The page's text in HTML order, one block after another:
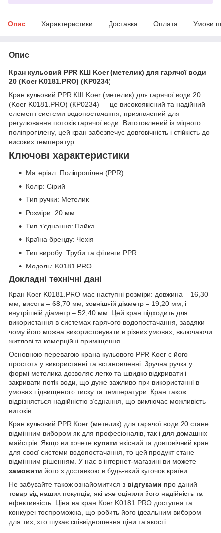
Опис Характеристики Доставка Оплата Умови
Опис
Кран кульовий PPR КШ Koer (метелик) для гарячої води
20 (Koer K0181.PRO) (KP0234)
Кран кульовий PPR КШ Koer (метелик) для гарячої води 20
(Koer K0181.PRO) (KP0234) — це високоякісний та надійний
елемент системи водопостачання, призначений для
регулювання потоків гарячої води. Виготовлений із міцного
поліпропілену, цей кран забезпечує довговічність і стійкість до
високих температур.
Ключові характеристики
Матеріал: Поліпропілен (PPR)
Колір: Сірий
Тип ручки: Метелик
Розміри: 20 мм
Тип з’єднання: Пайка
Країна бренду: Чехія
Тип виробу: Труби та фітинги PPR
Модель: K0181.PRO
Докладні технічні дані
Кран Koer K0181.PRO має наступні розміри: довжина – 16,30
мм, висота – 68,70 мм, зовнішній діаметр – 19,20 мм, і
внутрішній діаметр – 52,40 мм. Цей кран підходить для
використання в системах гарячого водопостачання, завдяки
чому його можна використовувати в різних умовах, включаючи
житлові та комерційні приміщення.
Основною перевагою крана кульового PPR Koer є його
простота у використанні та встановленні. Зручна ручка у
формі метелика дозволяє легко та швидко відкривати і
закривати потік води, що дуже важливо при використанні в
умовах підвищеного тиску та температури. Кран також
відрізняється надійністю з’єднання, що виключає можливість
витоків.
Кран кульовий PPR Koer (метелик) для гарячої води 20 стане
відмінним вибором як для професіоналів, так і для домашніх
майстрів. Якщо ви хочете купити якісний та довговічний кран
для своєї системи водопостачання, то цей продукт стане
відмінним рішенням. У нас в інтернет-магазині ви можете
замовити його з доставкою в будь-який куточок країни.
Не забувайте також ознайомитися з відгуками про даний
товар від наших покупців, які вже оцінили його надійність та
ефективність. Ціна на кран Koer K0181.PRO доступна та
конкурентоспроможна, що робить його ідеальним вибором
для тих, хто шукає співвідношення ціни та якості.